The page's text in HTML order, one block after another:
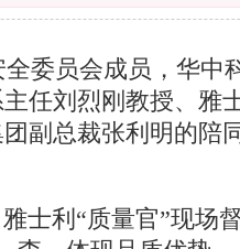
全委员会成员，华中
任刘烈刚教授、雅
副总裁张利明的陪